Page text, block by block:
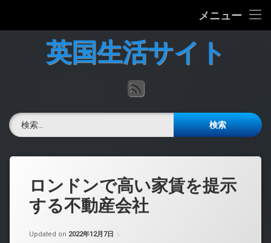
メニュー
英国の文化について
掲示板
英国生活サイト
RSS
ロンドンで高い家賃を提示
する不動産会社
Updated on 2022年12月7日